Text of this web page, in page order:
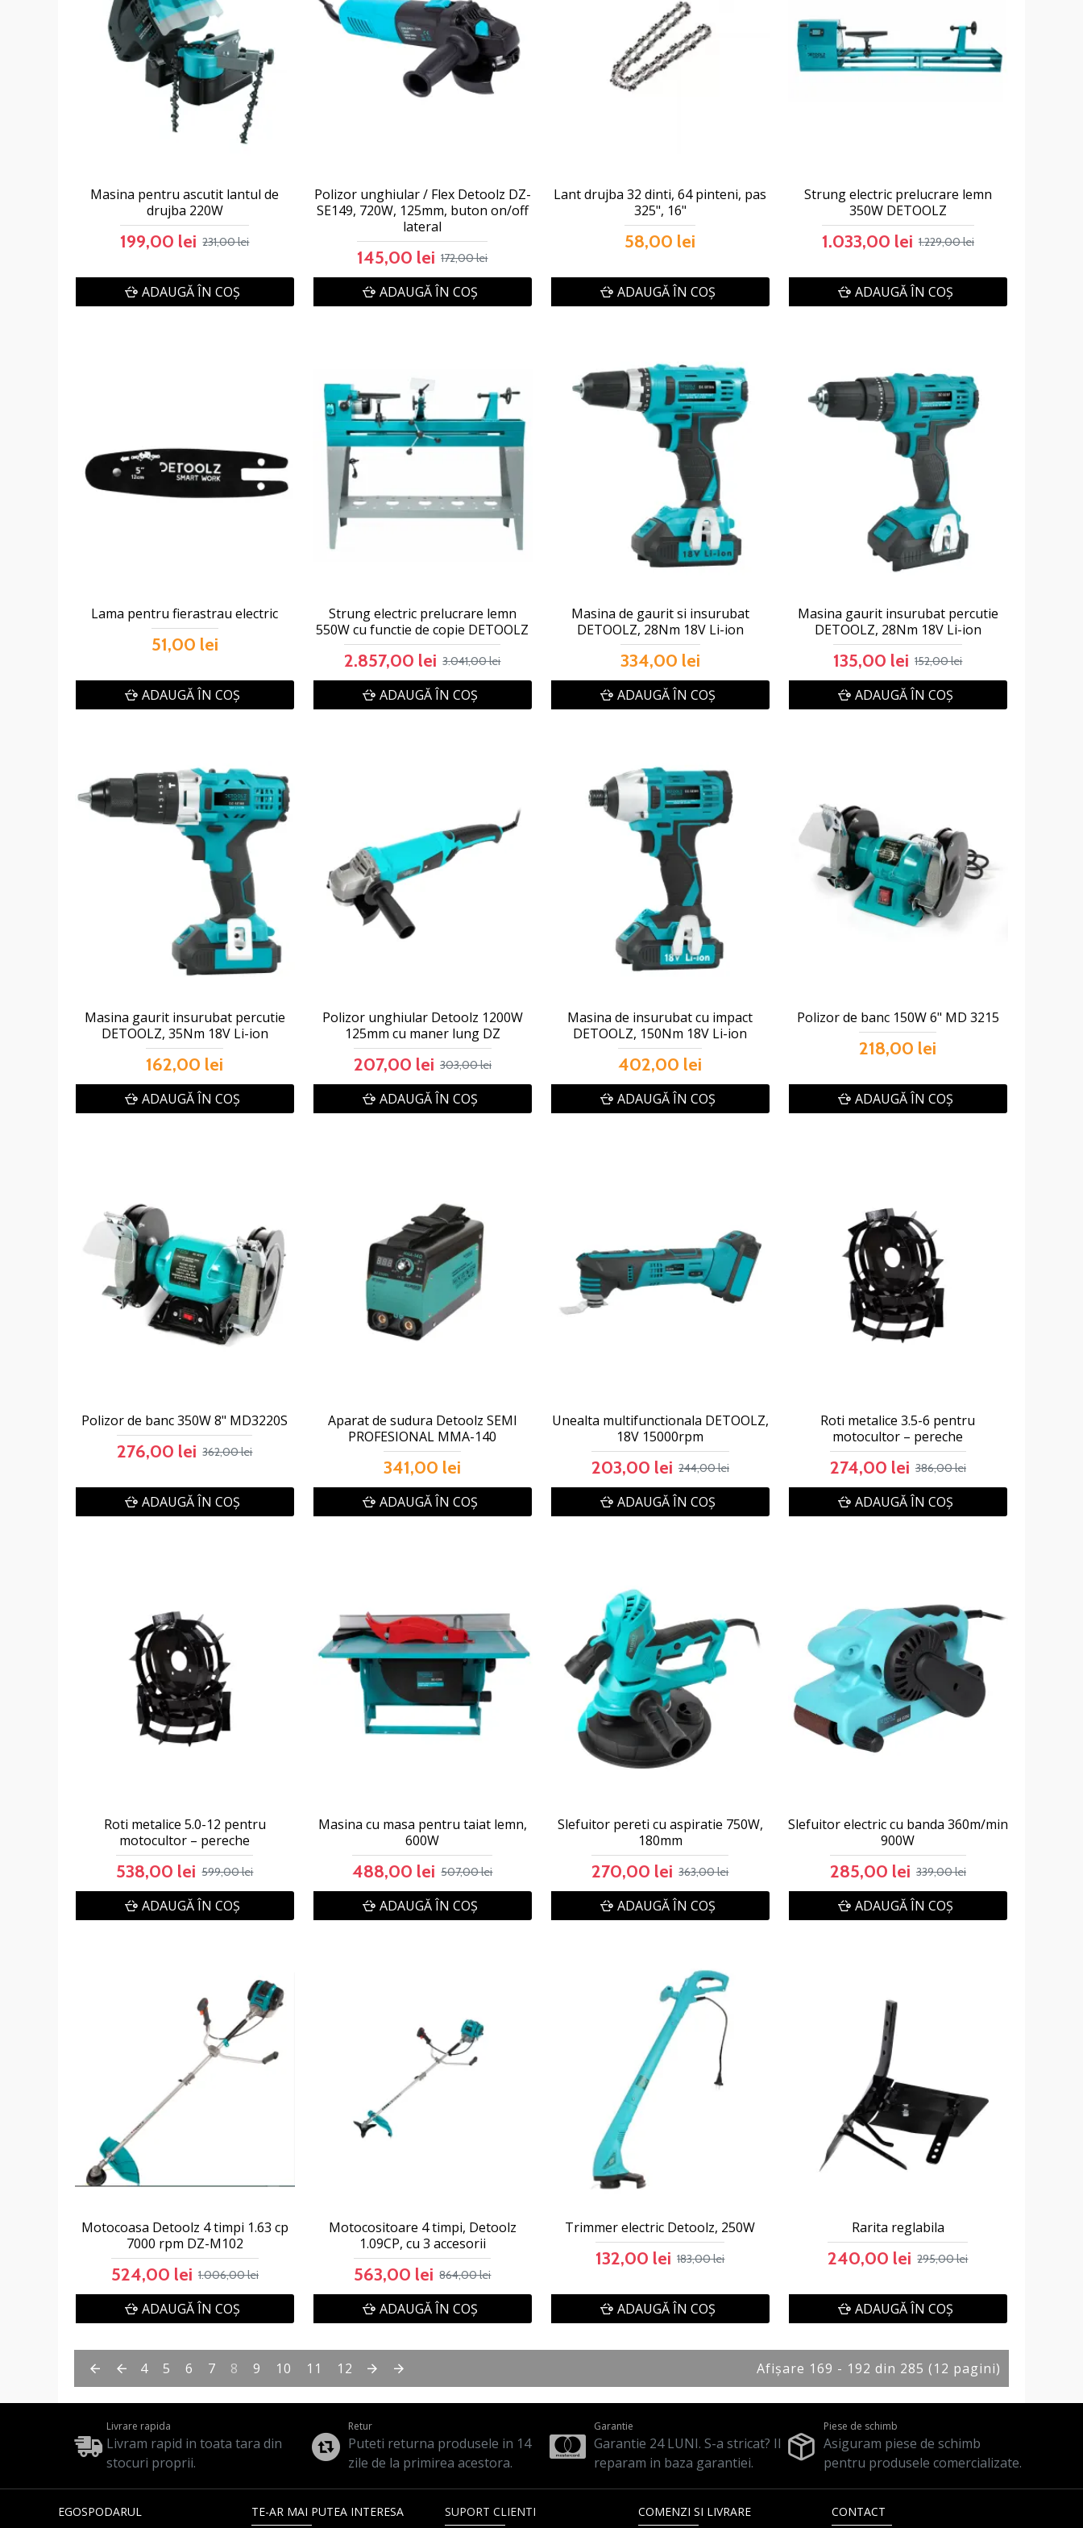
Masina pentru ascutit lantul de
drujba 220W
199,00 lei 231,00 lei
ADAUGĂ ÎN COŞ
Polizor unghiular / Flex Detoolz DZ-
SE149, 720W, 125mm, buton on/off
lateral
145,00 lei 172,00 lei
ADAUGĂ ÎN COŞ
Lant drujba 32 dinti, 64 pinteni, pas
325", 16"
58,00 lei
ADAUGĂ ÎN COŞ
Strung electric prelucrare lemn
350W DETOOLZ
1.033,00 lei 1.229,00 lei
ADAUGĂ ÎN COŞ
Lama pentru fierastrau electric
51,00 lei
ADAUGĂ ÎN COŞ
Strung electric prelucrare lemn
550W cu functie de copie DETOOLZ
2.857,00 lei 3.041,00 lei
ADAUGĂ ÎN COŞ
Masina de gaurit si insurubat
DETOOLZ, 28Nm 18V Li-ion
334,00 lei
ADAUGĂ ÎN COŞ
Masina gaurit insurubat percutie
DETOOLZ, 28Nm 18V Li-ion
135,00 lei 152,00 lei
ADAUGĂ ÎN COŞ
Masina gaurit insurubat percutie
DETOOLZ, 35Nm 18V Li-ion
162,00 lei
ADAUGĂ ÎN COŞ
Polizor unghiular Detoolz 1200W
125mm cu maner lung DZ
207,00 lei 303,00 lei
ADAUGĂ ÎN COŞ
Masina de insurubat cu impact
DETOOLZ, 150Nm 18V Li-ion
402,00 lei
ADAUGĂ ÎN COŞ
Polizor de banc 150W 6" MD 3215
218,00 lei
ADAUGĂ ÎN COŞ
Polizor de banc 350W 8" MD3220S
276,00 lei 362,00 lei
ADAUGĂ ÎN COŞ
Aparat de sudura Detoolz SEMI
PROFESIONAL MMA-140
341,00 lei
ADAUGĂ ÎN COŞ
Unealta multifunctionala DETOOLZ,
18V 15000rpm
203,00 lei 244,00 lei
ADAUGĂ ÎN COŞ
Roti metalice 3.5-6 pentru
motocultor – pereche
274,00 lei 386,00 lei
ADAUGĂ ÎN COŞ
Roti metalice 5.0-12 pentru
motocultor – pereche
538,00 lei 599,00 lei
ADAUGĂ ÎN COŞ
Masina cu masa pentru taiat lemn,
600W
488,00 lei 507,00 lei
ADAUGĂ ÎN COŞ
Slefuitor pereti cu aspiratie 750W,
180mm
270,00 lei 363,00 lei
ADAUGĂ ÎN COŞ
Slefuitor electric cu banda 360m/min
900W
285,00 lei 339,00 lei
ADAUGĂ ÎN COŞ
Motocoasa Detoolz 4 timpi 1.63 cp
7000 rpm DZ-M102
524,00 lei 1.006,00 lei
ADAUGĂ ÎN COŞ
Motocositoare 4 timpi, Detoolz
1.09CP, cu 3 accesorii
563,00 lei 864,00 lei
ADAUGĂ ÎN COŞ
Trimmer electric Detoolz, 250W
132,00 lei 183,00 lei
ADAUGĂ ÎN COŞ
Rarita reglabila
240,00 lei 295,00 lei
ADAUGĂ ÎN COŞ
4 5 6 7 8 9 10 11 12 Afişare 169 - 192 din 285 (12 pagini)
Livrare rapida
Livram rapid in toata tara din
stocuri proprii.
Retur
Puteti returna produsele in 14
zile de la primirea acestora.
Garantie
Garantie 24 LUNI. S-a stricat? Il
reparam in baza garantiei.
Piese de schimb
Asiguram piese de schimb
pentru produsele comercializate.
EGOSPODARUL TE-AR MAI PUTEA INTERESA SUPORT CLIENTI COMENZI SI LIVRARE CONTACT